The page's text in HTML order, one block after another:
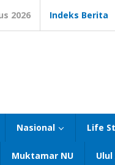
2026 Indeks Berita
Nasional Life
Muktamar NU Ulul